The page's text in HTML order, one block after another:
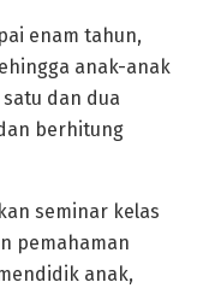
enam tahun,
anak-anak
dan dua
berhitung
seminar kelas
pemahaman
anak,